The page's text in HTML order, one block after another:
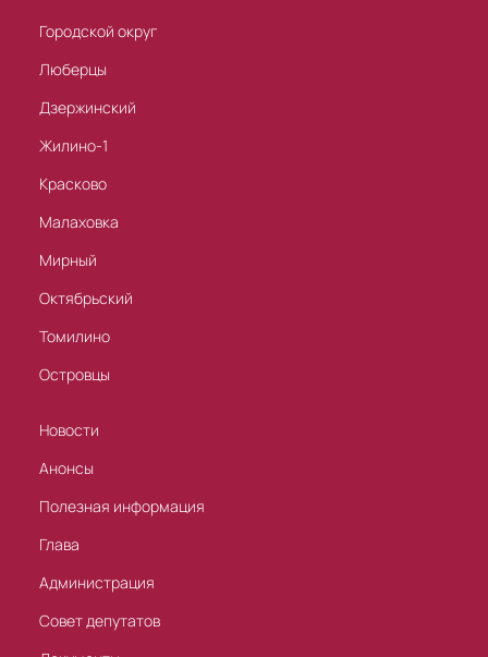
Городской округ
Люберцы
Дзержинский
Жилино-1
Красково
Малаховка
Мирный
Октябрьский
Томилино
Островцы
Новости
Анонсы
Полезная информация
Глава
Администрация
Совет депутатов